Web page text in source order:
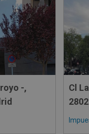
-,
Cl